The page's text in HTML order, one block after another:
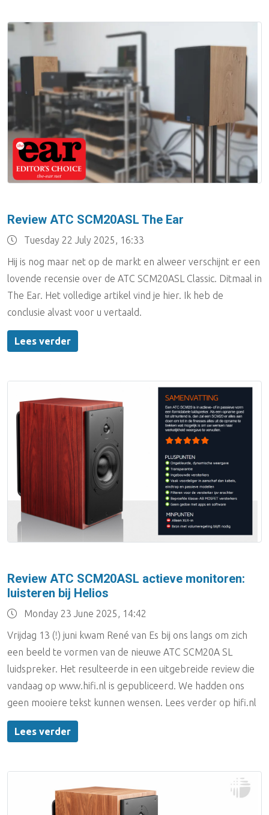
Review ATC SCM20ASL The Ear
Tuesday 22 July 2025, 16:33
Hij is nog maar net op de markt en alweer verschijnt er een
lovende recensie over de ATC SCM20ASL Classic. Ditmaal in
The Ear. Het volledige artikel vind je hier. Ik heb de
conclusie alvast voor u vertaald.
Lees verder
Review ATC SCM20ASL actieve monitoren:
luisteren bij Helios
Monday 23 June 2025, 14:42
Vrijdag 13 (!) juni kwam René van Es bij ons langs om zich
een beeld te vormen van de nieuwe ATC SCM20A SL
luidspreker. Het resulteerde in een uitgebreide review die
vandaag op www.hifi.nl is gepubliceerd. We hadden ons
geen mooiere tekst kunnen wensen. Lees verder op hifi.nl
Lees verder